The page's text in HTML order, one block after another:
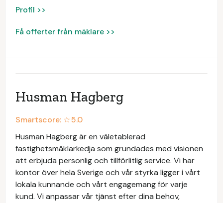
Profil >>
Få offerter från mäklare >>
Husman Hagberg
Smartscore: ☆5.0
Husman Hagberg är en väletablerad
fastighetsmäklarkedja som grundades med visionen
att erbjuda personlig och tillförlitlig service. Vi har
kontor över hela Sverige och vår styrka ligger i vårt
lokala kunnande och vårt engagemang för varje
kund. Vi anpassar vår tjänst efter dina behov,